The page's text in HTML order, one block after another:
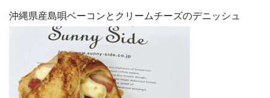
沖縄県産島唄ベーコンとクリームチーズのデニッシュ